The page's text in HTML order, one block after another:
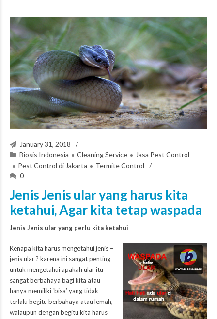
January 31, 2018
Biosis Indonesia
Cleaning Service
Jasa Pest Control
Pest Control di Jakarta
Termite Control
0
Jenis Jenis ular yang harus kita
ketahui, Agar kita tetap waspada
Jenis Jenis ular yang perlu kita ketahui
Kenapa kita harus mengetahui jenis –
jenis ular ? karena ini sangat penting
untuk mengetahui apakah ular itu
sangat berbahaya bagi kita atau
hanya memiliki ‘bisa’ yang tidak
terlalu begitu berbahaya atau lemah,
walaupun dengan begitu kita harus